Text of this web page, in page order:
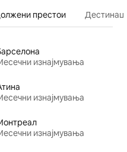
престои
изнајмувања
изнајмувања
изнајмувања